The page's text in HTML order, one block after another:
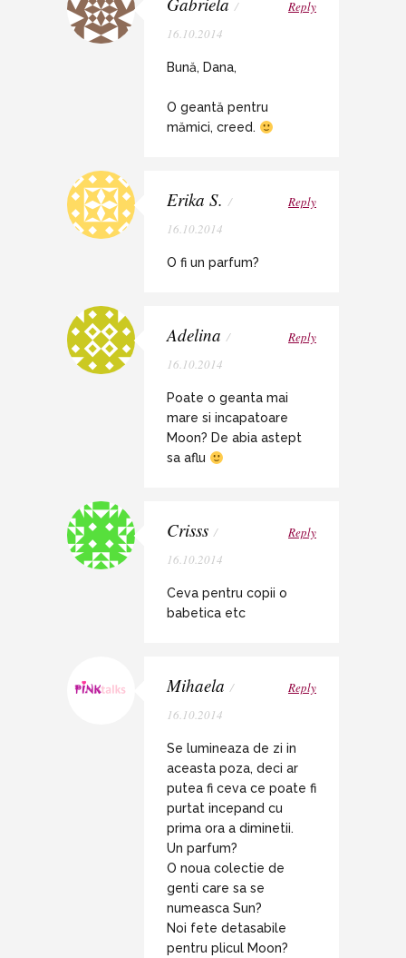
/
16.10.2014
Reply
Bună, Dana,
O geantă pentru
mămici, creed.
Erika S. /
16.10.2014
Reply
O fi un parfum?
Adelina /
16.10.2014
Reply
Poate o geanta mai
mare si incapatoare
Moon? De abia astept
sa aflu
Crisss /
16.10.2014
Reply
Ceva pentru copii o
babetica etc
Mihaela /
16.10.2014
Reply
Se lumineaza de zi in
aceasta poza, deci ar
putea fi ceva ce poate fi
purtat incepand cu
prima ora a diminetii.
Un parfum?
O noua colectie de
genti care sa se
numeasca Sun?
Noi fete detasabile
pentru plicul Moon?